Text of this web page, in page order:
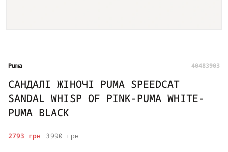
Puma 40483903
САНДАЛІ ЖІНОЧІ PUMA SPEEDCAT
SANDAL WHISP OF PINK-PUMA WHITE-
PUMA BLACK
3990 грн
2793 грн